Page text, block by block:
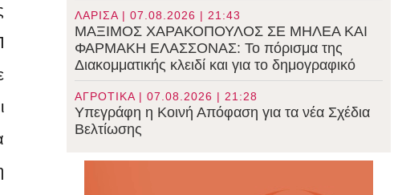
ΛΑΡΙΣΑ | 07.08.2026 | 21:43
ΜΑΞΙΜΟΣ ΧΑΡΑΚΟΠΟΥΛΟΣ ΣΕ ΜΗΛΕΑ ΚΑΙ
ΦΑΡΜΑΚΗ ΕΛΑΣΣΟΝΑΣ: Το πόρισμα της
Διακομματικής κλειδί και για το δημογραφικό
ΑΓΡΟΤΙΚΑ | 07.08.2026 | 21:28
Υπεγράφη η Κοινή Απόφαση για τα νέα Σχέδια
Βελτίωσης